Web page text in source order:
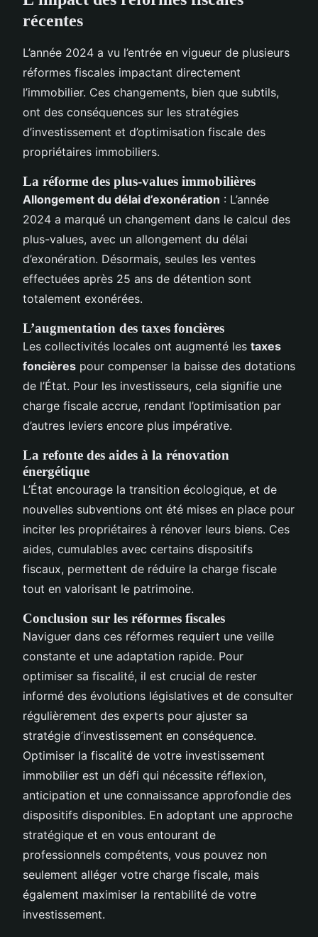
récentes
L’année 2024 a vu l’entrée en vigueur de plusieurs
réformes fiscales impactant directement
l’immobilier. Ces changements, bien que subtils,
ont des conséquences sur les stratégies
d’investissement et d’optimisation fiscale des
propriétaires immobiliers.
La réforme des plus-values immobilières
Allongement du délai d’exonération : L’année
2024 a marqué un changement dans le calcul des
plus-values, avec un allongement du délai
d’exonération. Désormais, seules les ventes
effectuées après 25 ans de détention sont
totalement exonérées.
L’augmentation des taxes foncières
Les collectivités locales ont augmenté les taxes
foncières pour compenser la baisse des dotations
de l’État. Pour les investisseurs, cela signifie une
charge fiscale accrue, rendant l’optimisation par
d’autres leviers encore plus impérative.
La refonte des aides à la rénovation
énergétique
L’État encourage la transition écologique, et de
nouvelles subventions ont été mises en place pour
inciter les propriétaires à rénover leurs biens. Ces
aides, cumulables avec certains dispositifs
fiscaux, permettent de réduire la charge fiscale
tout en valorisant le patrimoine.
Conclusion sur les réformes fiscales
Naviguer dans ces réformes requiert une veille
constante et une adaptation rapide. Pour
optimiser sa fiscalité, il est crucial de rester
informé des évolutions législatives et de consulter
régulièrement des experts pour ajuster sa
stratégie d’investissement en conséquence.
Optimiser la fiscalité de votre investissement
immobilier est un défi qui nécessite réflexion,
anticipation et une connaissance approfondie des
dispositifs disponibles. En adoptant une approche
stratégique et en vous entourant de
professionnels compétents, vous pouvez non
seulement alléger votre charge fiscale, mais
également maximiser la rentabilité de votre
investissement.